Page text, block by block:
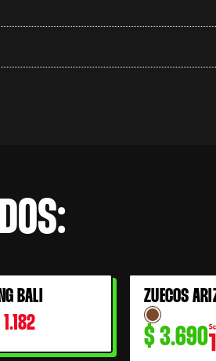
BALI
1.182
ZUECOS
$3.690